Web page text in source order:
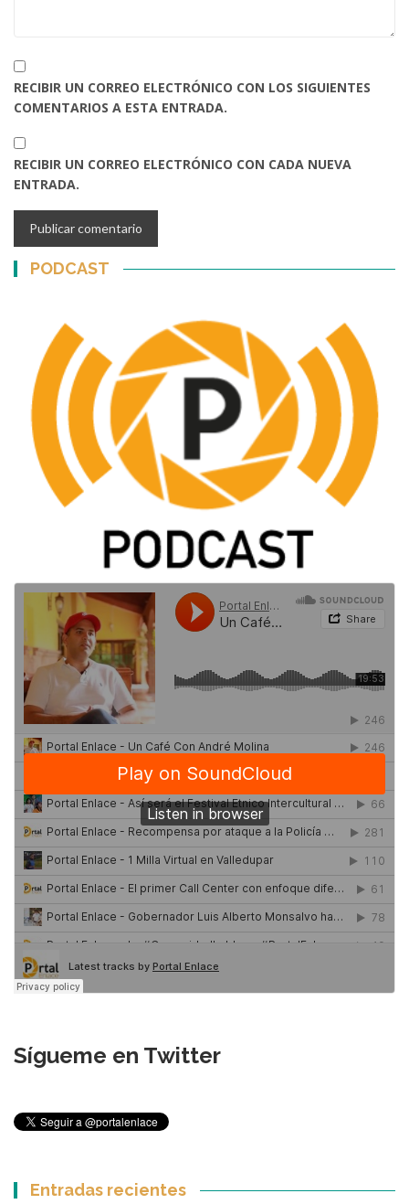
RECIBIR UN CORREO ELECTRÓNICO CON LOS SIGUIENTES
COMENTARIOS A ESTA ENTRADA.
RECIBIR UN CORREO ELECTRÓNICO CON CADA NUEVA
ENTRADA.
PODCAST
Sígueme en Twitter
Entradas recientes